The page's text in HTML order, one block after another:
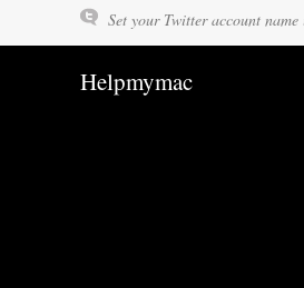
Set your Twitter account
Helpmymac